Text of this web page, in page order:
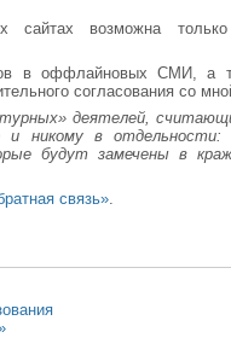
сайтах возможна
в оффлайновых СМИ, а
согласования со
деятелей,
и никому в отдельности:
будут замечены в
связь».